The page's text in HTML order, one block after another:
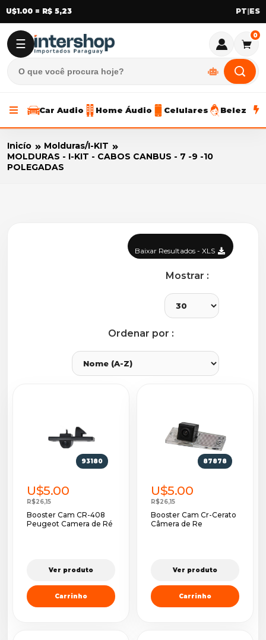
U$1.00 = R$ 5,23 |
☰
0
Car Audio Home Áudio Celulares Beleza
Inicío
Molduras/I-KIT
MOLDURAS - I-KIT - CABOS CANBUS - 7 -9 -10
POLEGADAS
Baixar Resultados - XLS
Mostrar :
Ordenar por :
93180
U$5.00
R$26,15
Booster Cam CR-408
Peugeot Camera de Ré
Ver produto
Carrinho
87878
U$5.00
R$26,15
Booster Cam Cr-Cerato
Câmera de Re
Ver produto
Carrinho